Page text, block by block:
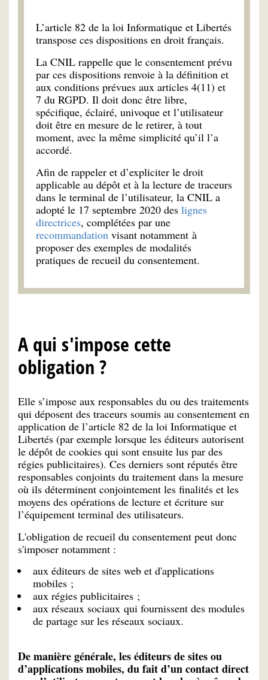
L’article 82 de la loi Informatique et Libertés
transpose ces dispositions en droit français.
La CNIL rappelle que le consentement prévu
par ces dispositions renvoie à la définition et
aux conditions prévues aux articles 4(11) et
7 du RGPD. Il doit donc être libre,
spécifique, éclairé, univoque et l’utilisateur
doit être en mesure de le retirer, à tout
moment, avec la même simplicité qu’il l’a
accordé.
Afin de rappeler et d’expliciter le droit
applicable au dépôt et à la lecture de traceurs
dans le terminal de l’utilisateur, la CNIL a
adopté le 17 septembre 2020 des lignes
directrices, complétées par une
recommandation visant notamment à
proposer des exemples de modalités
pratiques de recueil du consentement.
A qui s'impose cette
obligation ?
Elle s’impose aux responsables du ou des traitements
qui déposent des traceurs soumis au consentement en
application de l’article 82 de la loi Informatique et
Libertés (par exemple lorsque les éditeurs autorisent
le dépôt de cookies qui sont ensuite lus par des
régies publicitaires). Ces derniers sont réputés être
responsables conjoints du traitement dans la mesure
où ils déterminent conjointement les finalités et les
moyens des opérations de lecture et écriture sur
l’équipement terminal des utilisateurs.
L'obligation de recueil du consentement peut donc
s'imposer notamment :
aux éditeurs de sites web et d'applications
mobiles ;
aux régies publicitaires ;
aux réseaux sociaux qui fournissent des modules
de partage sur les réseaux sociaux.
De manière générale, les éditeurs de sites ou
d’applications mobiles, du fait d’un contact direct